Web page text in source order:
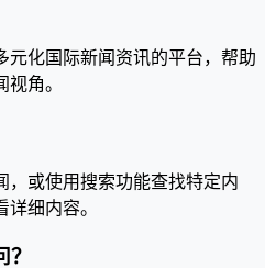
元化国际新闻资讯的平台，帮助
角。
，或使用搜索功能查找特定内
细内容。